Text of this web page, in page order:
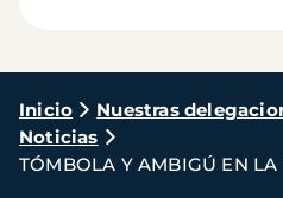
Ruta
de
navegación
Inicio Nuestras
Noticias
TÓMBOLA Y AMBIGÚ EN LA